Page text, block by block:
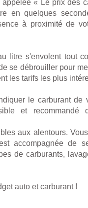
appelée « Le prix des
en quelques
à proximité de
litre s'envolent tout
se débrouiller pour
les tarifs les plus
le carburant de
et recommandé
aux alentours.
accompagnée de
de carburants,
auto et carburant !